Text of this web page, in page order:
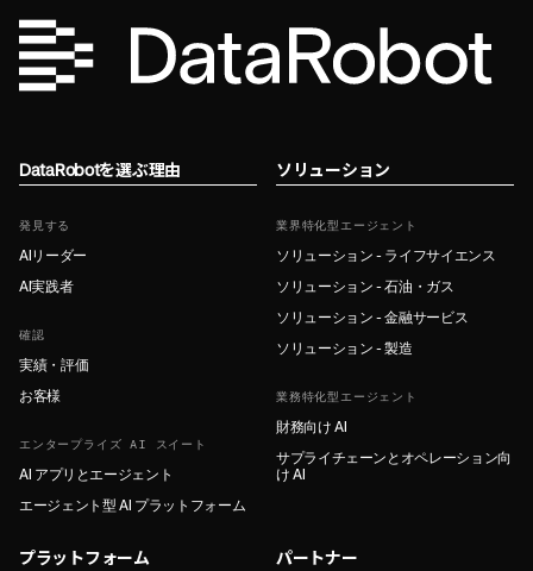
DataRobotを選ぶ理由
発見する
AIリーダー
AI実践者
確認
実績・評価
お客様
エンタープライズ AI スイート
AI アプリとエージェント
エージェント型 AI プラットフォーム
ソリューション
業界特化型エージェント
ソリューション - ライフサイエンス
ソリューション - 石油・ガス
ソリューション - 金融サービス
ソリューション - 製造
業務特化型エージェント
財務向け AI
サプライチェーンとオペレーション向
け AI
プラットフォーム パートナー